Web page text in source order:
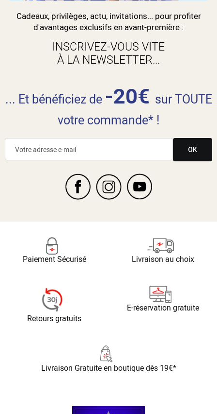
Cadeaux, privilèges, actu, invitations... pour profiter
d'avantages exclusifs en avant-première :
INSCRIVEZ-VOUS VITE
À LA NEWSLETTER...
... Et bénéficiez de -20€ sur TOUTE
votre commande* !
OK
Paiement Sécurisé Livraison au choix
Retours gratuits
E-réservation gratuite
Livraison Gratuiteen boutique dès 19€*